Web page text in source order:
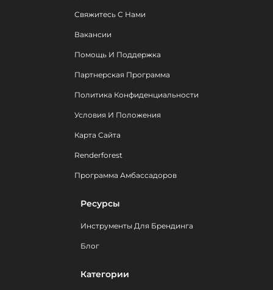
Свяжитесь С Нами
Вакансии
Помощь И Поддержка
Партнерская Программа
Политика Конфиденциальности
Условия И Положения
Карта Сайта
Renderforest
Программа Амбассадоров
Ресурсы
Инструменты Для Брендинга
Блог
Категории